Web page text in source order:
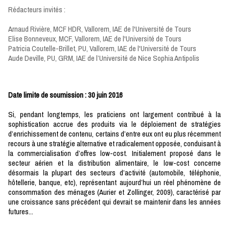
Rédacteurs invités :
Arnaud Rivière, MCF HDR, Vallorem, IAE de l'Université de Tours
Elise Bonneveux, MCF, Vallorem, IAE de l'Université de Tours
Patricia Coutelle-Brillet, PU, Vallorem, IAE de l'Université de Tours
Aude Deville, PU, GRM, IAE de l’Université de Nice Sophia Antipolis
Date limite de soumission : 30 juin 2016
Si, pendant longtemps, les praticiens ont largement contribué à la
sophistication accrue des produits via le déploiement de stratégies
d’enrichissement de contenu, certains d’entre eux ont eu plus récemment
recours à une stratégie alternative et radicalement opposée, conduisant à
la commercialisation d’offres low-cost. Initialement proposé dans le
secteur aérien et la distribution alimentaire, le low-cost concerne
désormais la plupart des secteurs d’activité (automobile, téléphonie,
hôtellerie, banque, etc), représentant aujourd’hui un réel phénomène de
consommation des ménages (Aurier et Zollinger, 2009), caractérisé par
une croissance sans précédent qui devrait se maintenir dans les années
futures...